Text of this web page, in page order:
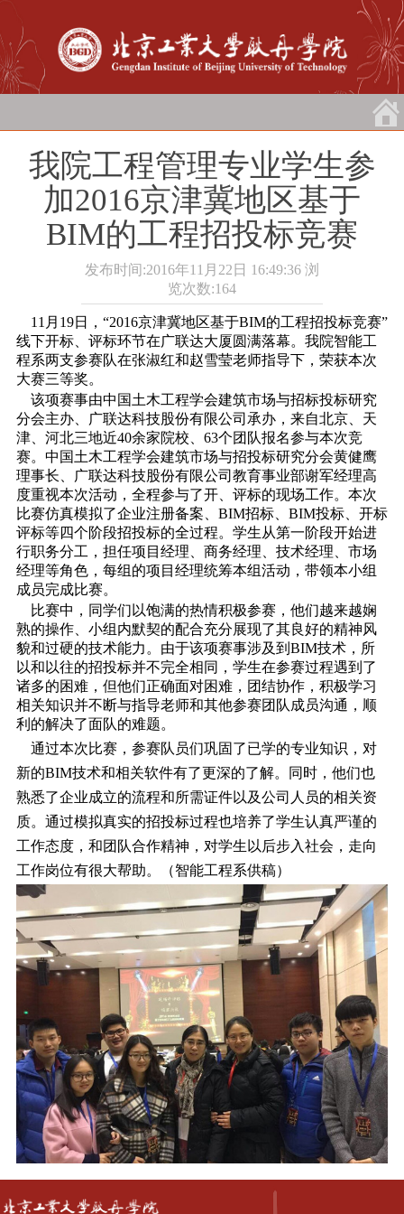
我院工程管理专业学生参
加2016京津冀地区基于
BIM的工程招投标竞赛
发布时间:2016年11月22日 16:49:36 浏
览次数:164
11月19日，“2016京津冀地区基于BIM的工程招投标竞赛”
线下开标、评标环节在广联达大厦圆满落幕。我院智能工
程系两支参赛队在张淑红和赵雪莹老师指导下，荣获本次
大赛三等奖。
该项赛事由中国土木工程学会建筑市场与招标投标研究
分会主办、广联达科技股份有限公司承办，来自北京、天
津、河北三地近40余家院校、63个团队报名参与本次竞
赛。中国土木工程学会建筑市场与招投标研究分会黄健鹰
理事长、广联达科技股份有限公司教育事业部谢军经理高
度重视本次活动，全程参与了开、评标的现场工作。本次
比赛仿真模拟了企业注册备案、BIM招标、BIM投标、开标
评标等四个阶段招投标的全过程。学生从第一阶段开始进
行职务分工，担任项目经理、商务经理、技术经理、市场
经理等角色，每组的项目经理统筹本组活动，带领本小组
成员完成比赛。
比赛中，同学们以饱满的热情积极参赛，他们越来越娴
熟的操作、小组内默契的配合充分展现了其良好的精神风
貌和过硬的技术能力。由于该项赛事涉及到BIM技术，所
以和以往的招投标并不完全相同，学生在参赛过程遇到了
诸多的困难，但他们正确面对困难，团结协作，积极学习
相关知识并不断与指导老师和其他参赛团队成员沟通，顺
利的解决了面队的难题。
通过本次比赛，参赛队员们巩固了已学的专业知识，对
新的BIM技术和相关软件有了更深的了解。同时，他们也
熟悉了企业成立的流程和所需证件以及公司人员的相关资
质。通过模拟真实的招投标过程也培养了学生认真严谨的
工作态度，和团队合作精神，对学生以后步入社会，走向
工作岗位有很大帮助。（智能工程系供稿）